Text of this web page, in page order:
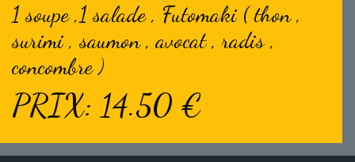
1 soupe ,1 salade , Futomaki ( thon ,
surimi , saumon , avocat , radis ,
concombre )
PRIX: 14.50 €